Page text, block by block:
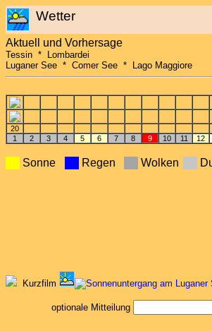
Wetter
Aktuell und Vorhersage
Tessin * Lombardei
Luganer See * Comer See * Lago Maggiore
20
1
2 3 4 5 6 7 8 9 10 11 12
Sonne Regen Wolken
Kurzfilm
optionale Mitteilung